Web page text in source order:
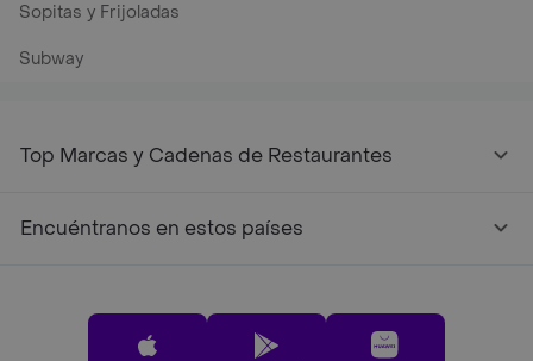
Sopitas y Frijoladas
Subway
Top Marcas y Cadenas de Restaurantes
Encuéntranos en estos países